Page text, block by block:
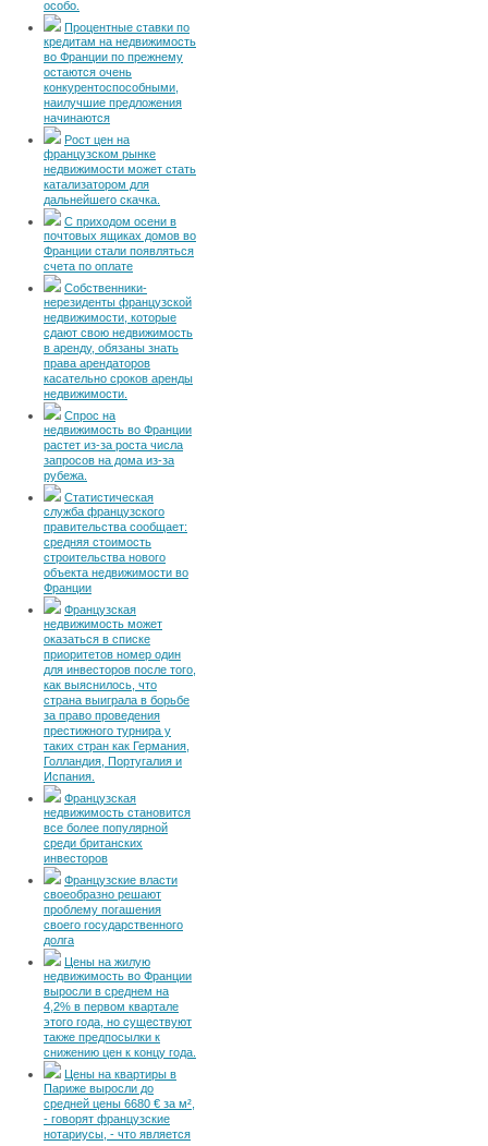
особо.
Процентные ставки по
кредитам на недвижимость
во Франции по прежнему
остаются очень
конкурентоспособными,
наилучшие предложения
начинаются
Рост цен на
французском рынке
недвижимости может стать
катализатором для
дальнейшего скачка.
С приходом осени в
почтовых ящиках домов во
Франции стали появляться
счета по оплате
Собственники-
нерезиденты французской
недвижимости, которые
сдают свою недвижимость
в аренду, обязаны знать
права арендаторов
касательно сроков аренды
недвижимости.
Спрос на
недвижимость во Франции
растет из-за роста числа
запросов на дома из-за
рубежа.
Статистическая
служба французского
правительства сообщает:
средняя стоимость
строительства нового
объекта недвижимости во
Франции
Французская
недвижимость может
оказаться в списке
приоритетов номер один
для инвесторов после того,
как выяснилось, что
страна выиграла в борьбе
за право проведения
престижного турнира у
таких стран как Германия,
Голландия, Португалия и
Испания.
Французская
недвижимость становится
все более популярной
среди британских
инвесторов
Французские власти
своеобразно решают
проблему погашения
своего государственного
долга
Цены на жилую
недвижимость во Франции
выросли в среднем на
4,2% в первом квартале
этого года, но существуют
также предпосылки к
снижению цен к концу года.
Цены на квартиры в
Париже выросли до
средней цены 6680 € за м²,
- говорят французские
нотариусы, - что является